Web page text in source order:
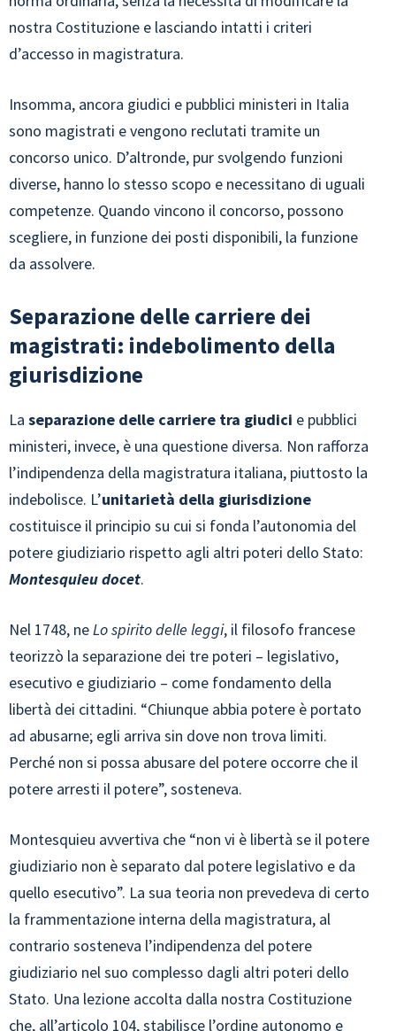
nostra Costituzione e lasciando intatti i criteri
d’accesso in magistratura.
Insomma, ancora giudici e pubblici ministeri in Italia
sono magistrati e vengono reclutati tramite un
concorso unico. D’altronde, pur svolgendo funzioni
diverse, hanno lo stesso scopo e necessitano di uguali
competenze. Quando vincono il concorso, possono
scegliere, in funzione dei posti disponibili, la funzione
da assolvere.
Separazione delle carriere dei
magistrati: indebolimento della
giurisdizione
La separazione delle carriere tra giudici e pubblici
ministeri, invece, è una questione diversa. Non rafforza
l’indipendenza della magistratura italiana, piuttosto la
indebolisce. L’unitarietà della giurisdizione
costituisce il principio su cui si fonda l’autonomia del
potere giudiziario rispetto agli altri poteri dello Stato:
Montesquieu docet.
Nel 1748, neLo spirito delle leggi, il filosofo francese
teorizzò la separazione dei tre poteri – legislativo,
esecutivo e giudiziario – come fondamento della
libertà dei cittadini. “Chiunque abbia potere è portato
ad abusarne; egli arriva sin dove non trova limiti.
Perché non si possa abusare del potere occorre che il
potere arresti il potere”, sosteneva.
Montesquieu avvertiva che “non vi è libertà se il potere
giudiziario non è separato dal potere legislativo e da
quello esecutivo”. La sua teoria non prevedeva di certo
la frammentazione interna della magistratura, al
contrario sosteneva l’indipendenza del potere
giudiziario nel suo complesso dagli altri poteri dello
Stato. Una lezione accolta dalla nostra Costituzione
che, all’articolo 104, stabilisce l’ordine autonomo e